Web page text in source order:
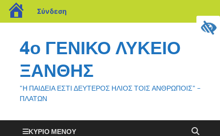
Σύνδεση
4ο ΓΕΝΙΚΟ ΛΥΚΕΙΟ
ΞΑΝΘΗΣ
"Η ΠΑΙΔΕΙΑ ΕΣΤΙ ΔΕΥΤΕΡΟΣ ΗΛΙΟΣ ΤΟΙΣ ΑΝΘΡΩΠΟΙΣ" –
ΠΛΑΤΩΝ
ΚΎΡΙΟ ΜΕΝΟΎ